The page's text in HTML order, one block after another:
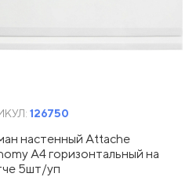
126750
настенный Attache
А4 горизонтальный на
5шт/уп